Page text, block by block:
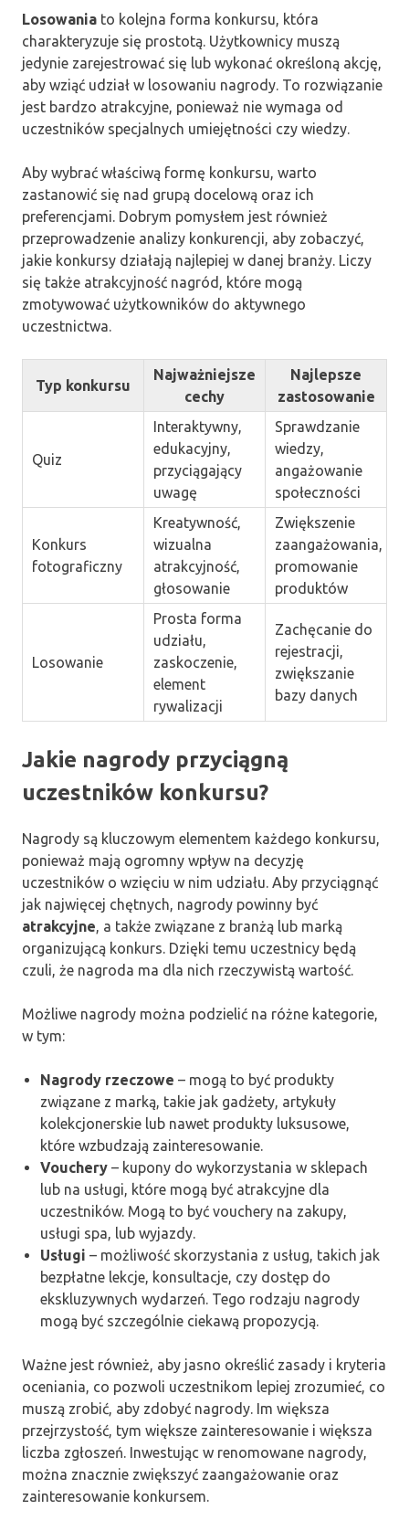
Losowania to kolejna forma konkursu, która
charakteryzuje się prostotą. Użytkownicy muszą
jedynie zarejestrować się lub wykonać określoną akcję,
aby wziąć udział w losowaniu nagrody. To rozwiązanie
jest bardzo atrakcyjne, ponieważ nie wymaga od
uczestników specjalnych umiejętności czy wiedzy.
Aby wybrać właściwą formę konkursu, warto
zastanowić się nad grupą docelową oraz ich
preferencjami. Dobrym pomysłem jest również
przeprowadzenie analizy konkurencji, aby zobaczyć,
jakie konkursy działają najlepiej w danej branży. Liczy
się także atrakcyjność nagród, które mogą
zmotywować użytkowników do aktywnego
uczestnictwa.
Typ konkursu
Najważniejsze
cechy
Najlepsze
zastosowanie
Quiz
Interaktywny,
edukacyjny,
przyciągający
uwagę
Sprawdzanie
wiedzy,
angażowanie
społeczności
Konkurs
fotograficzny
Kreatywność,
wizualna
atrakcyjność,
głosowanie
Zwiększenie
zaangażowania,
promowanie
produktów
Losowanie
Prosta forma
udziału,
zaskoczenie,
element
rywalizacji
Zachęcanie do
rejestracji,
zwiększanie
bazy danych
Jakie nagrody przyciągną
uczestników konkursu?
Nagrody są kluczowym elementem każdego konkursu,
ponieważ mają ogromny wpływ na decyzję
uczestników o wzięciu w nim udziału. Aby przyciągnąć
jak najwięcej chętnych, nagrody powinny być
atrakcyjne, a także związane z branżą lub marką
organizującą konkurs. Dzięki temu uczestnicy będą
czuli, że nagroda ma dla nich rzeczywistą wartość.
Możliwe nagrody można podzielić na różne kategorie,
w tym:
Nagrody rzeczowe – mogą to być produkty
związane z marką, takie jak gadżety, artykuły
kolekcjonerskie lub nawet produkty luksusowe,
które wzbudzają zainteresowanie.
Vouchery – kupony do wykorzystania w sklepach
lub na usługi, które mogą być atrakcyjne dla
uczestników. Mogą to być vouchery na zakupy,
usługi spa, lub wyjazdy.
Usługi – możliwość skorzystania z usług, takich jak
bezpłatne lekcje, konsultacje, czy dostęp do
ekskluzywnych wydarzeń. Tego rodzaju nagrody
mogą być szczególnie ciekawą propozycją.
Ważne jest również, aby jasno określić zasady i kryteria
oceniania, co pozwoli uczestnikom lepiej zrozumieć, co
muszą zrobić, aby zdobyć nagrody. Im większa
przejrzystość, tym większe zainteresowanie i większa
liczba zgłoszeń. Inwestując w renomowane nagrody,
można znacznie zwiększyć zaangażowanie oraz
zainteresowanie konkursem.